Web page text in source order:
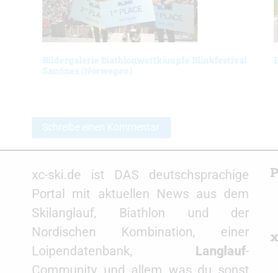
Bildergalerie Biathlonwettkämpfe Blinkfestival
Sandnes (Norwegen)
Schreibe einen Kommentar
xc-ski.de ist DAS deutschsprachige
Portal mit aktuellen News aus dem
Skilanglauf, Biathlon und der
Nordischen Kombination, einer
Loipendatenbank, Langlauf-
Community und allem was du sonst